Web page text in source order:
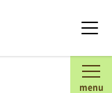
メ
menu